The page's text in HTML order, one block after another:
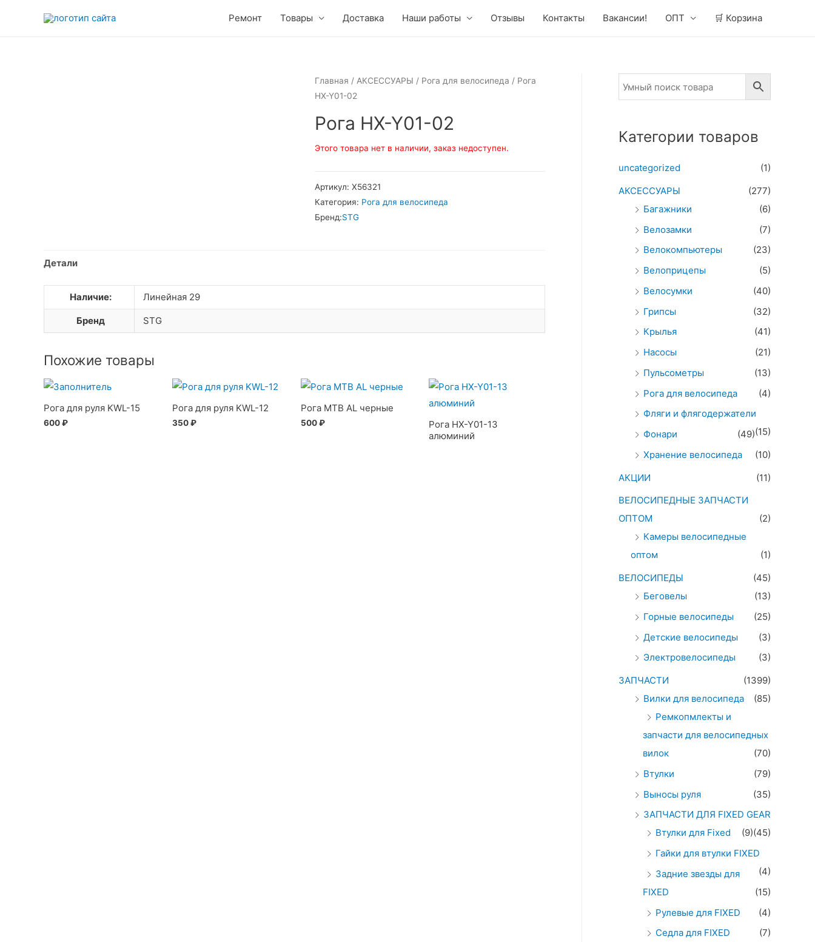
Ремонт Товары Доставка Наши работы Отзывы Контакты Вакансии! ОПТ 🛒 Корзина
Главная / АКСЕССУАРЫ / Рога для велосипеда / Рога
HX-Y01-02
Рога HX-Y01-02
Этого товара нет в наличии, заказ недоступен.
Артикул: Х56321
Категория: Рога для велосипеда
Бренд:STG
Детали
Наличие: Линейная 29
Бренд STG
Похожие товары
Рога для руля KWL-15
600₽
Рога для руля KWL-12
350₽
Рога MTB AL черные
500₽
Рога HX-Y01-13
алюминий
Категории товаров
uncategorized
(1)
АКСЕССУАРЫ
(277)
Багажники
(6)
Велозамки
(7)
Велокомпьютеры
(23)
Велоприцепы
(5)
Велосумки
(40)
Грипсы
(32)
Крылья
(41)
Насосы
(21)
Пульсометры
(13)
Рога для велосипеда
(4)
Фляги и флягодержатели
(15)
Фонари
(49)
Хранение велосипеда
(10)
АКЦИИ
(11)
ВЕЛОСИПЕДНЫЕ ЗАПЧАСТИ
ОПТОМ
(2)
Камеры велосипедные
оптом
(1)
ВЕЛОСИПЕДЫ
(45)
Беговелы
(13)
Горные велосипеды
(25)
Детские велосипеды
(3)
Электровелосипеды
(3)
ЗАПЧАСТИ
(1399)
Вилки для велосипеда
(85)
Ремкопмлекты и
запчасти для велосипедных
вилок
(70)
Втулки
(79)
Выносы руля
(35)
ЗАПЧАСТИ ДЛЯ FIXED GEAR
(45)
Втулки для Fixed
(9)
Гайки для втулки FIXED
(4)
Задние звезды для
FIXED
(15)
Рулевые для FIXED
(4)
Седла для FIXED
(7)